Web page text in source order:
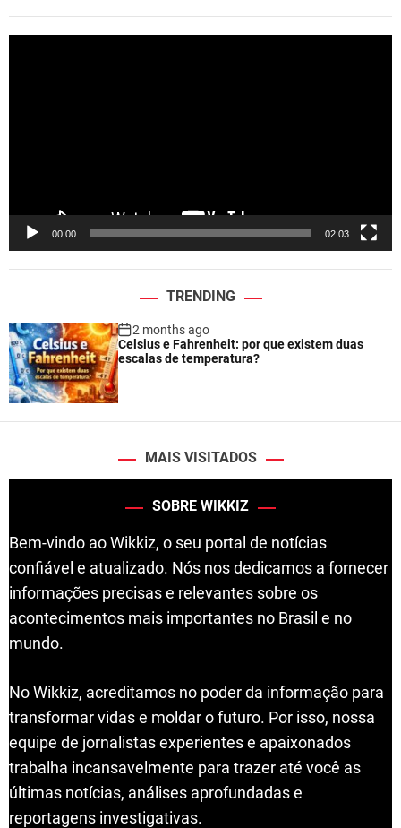
00:00 02:03
TRENDING
2 months ago
Celsius e Fahrenheit: por que existem duas
escalas de temperatura?
MAIS VISITADOS
SOBRE WIKKIZ
Bem-vindo ao Wikkiz, o seu portal de notícias
confiável e atualizado. Nós nos dedicamos a fornecer
informações precisas e relevantes sobre os
acontecimentos mais importantes no Brasil e no
mundo.
No Wikkiz, acreditamos no poder da informação para
transformar vidas e moldar o futuro. Por isso, nossa
equipe de jornalistas experientes e apaixonados
trabalha incansavelmente para trazer até você as
últimas notícias, análises aprofundadas e
reportagens investigativas.